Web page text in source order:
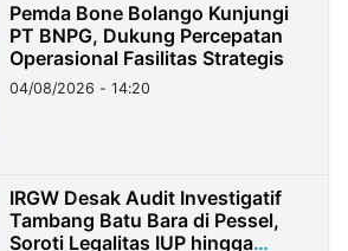
Pemda Bone Bolango Kunjungi
PT BNPG, Dukung Percepatan
Operasional Fasilitas Strategis
04/08/2026 - 14:20
IRGW Desak Audit Investigatif
Tambang Batu Bara di Pessel,
Soroti Legalitas IUP hingga